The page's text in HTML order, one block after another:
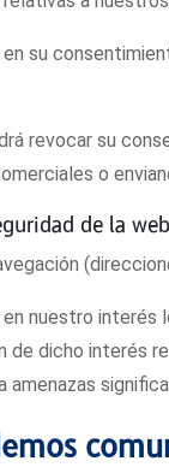
su
revocar su
o
de la web
nuestro interés
de dicho
amenazas